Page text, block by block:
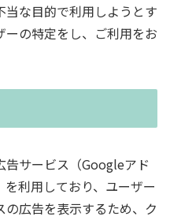
な目的で利用しようとす
の特定をし、ご利用をお
告サービス（Googleアド
利用しており、ユーザー
広告を表示するため、ク